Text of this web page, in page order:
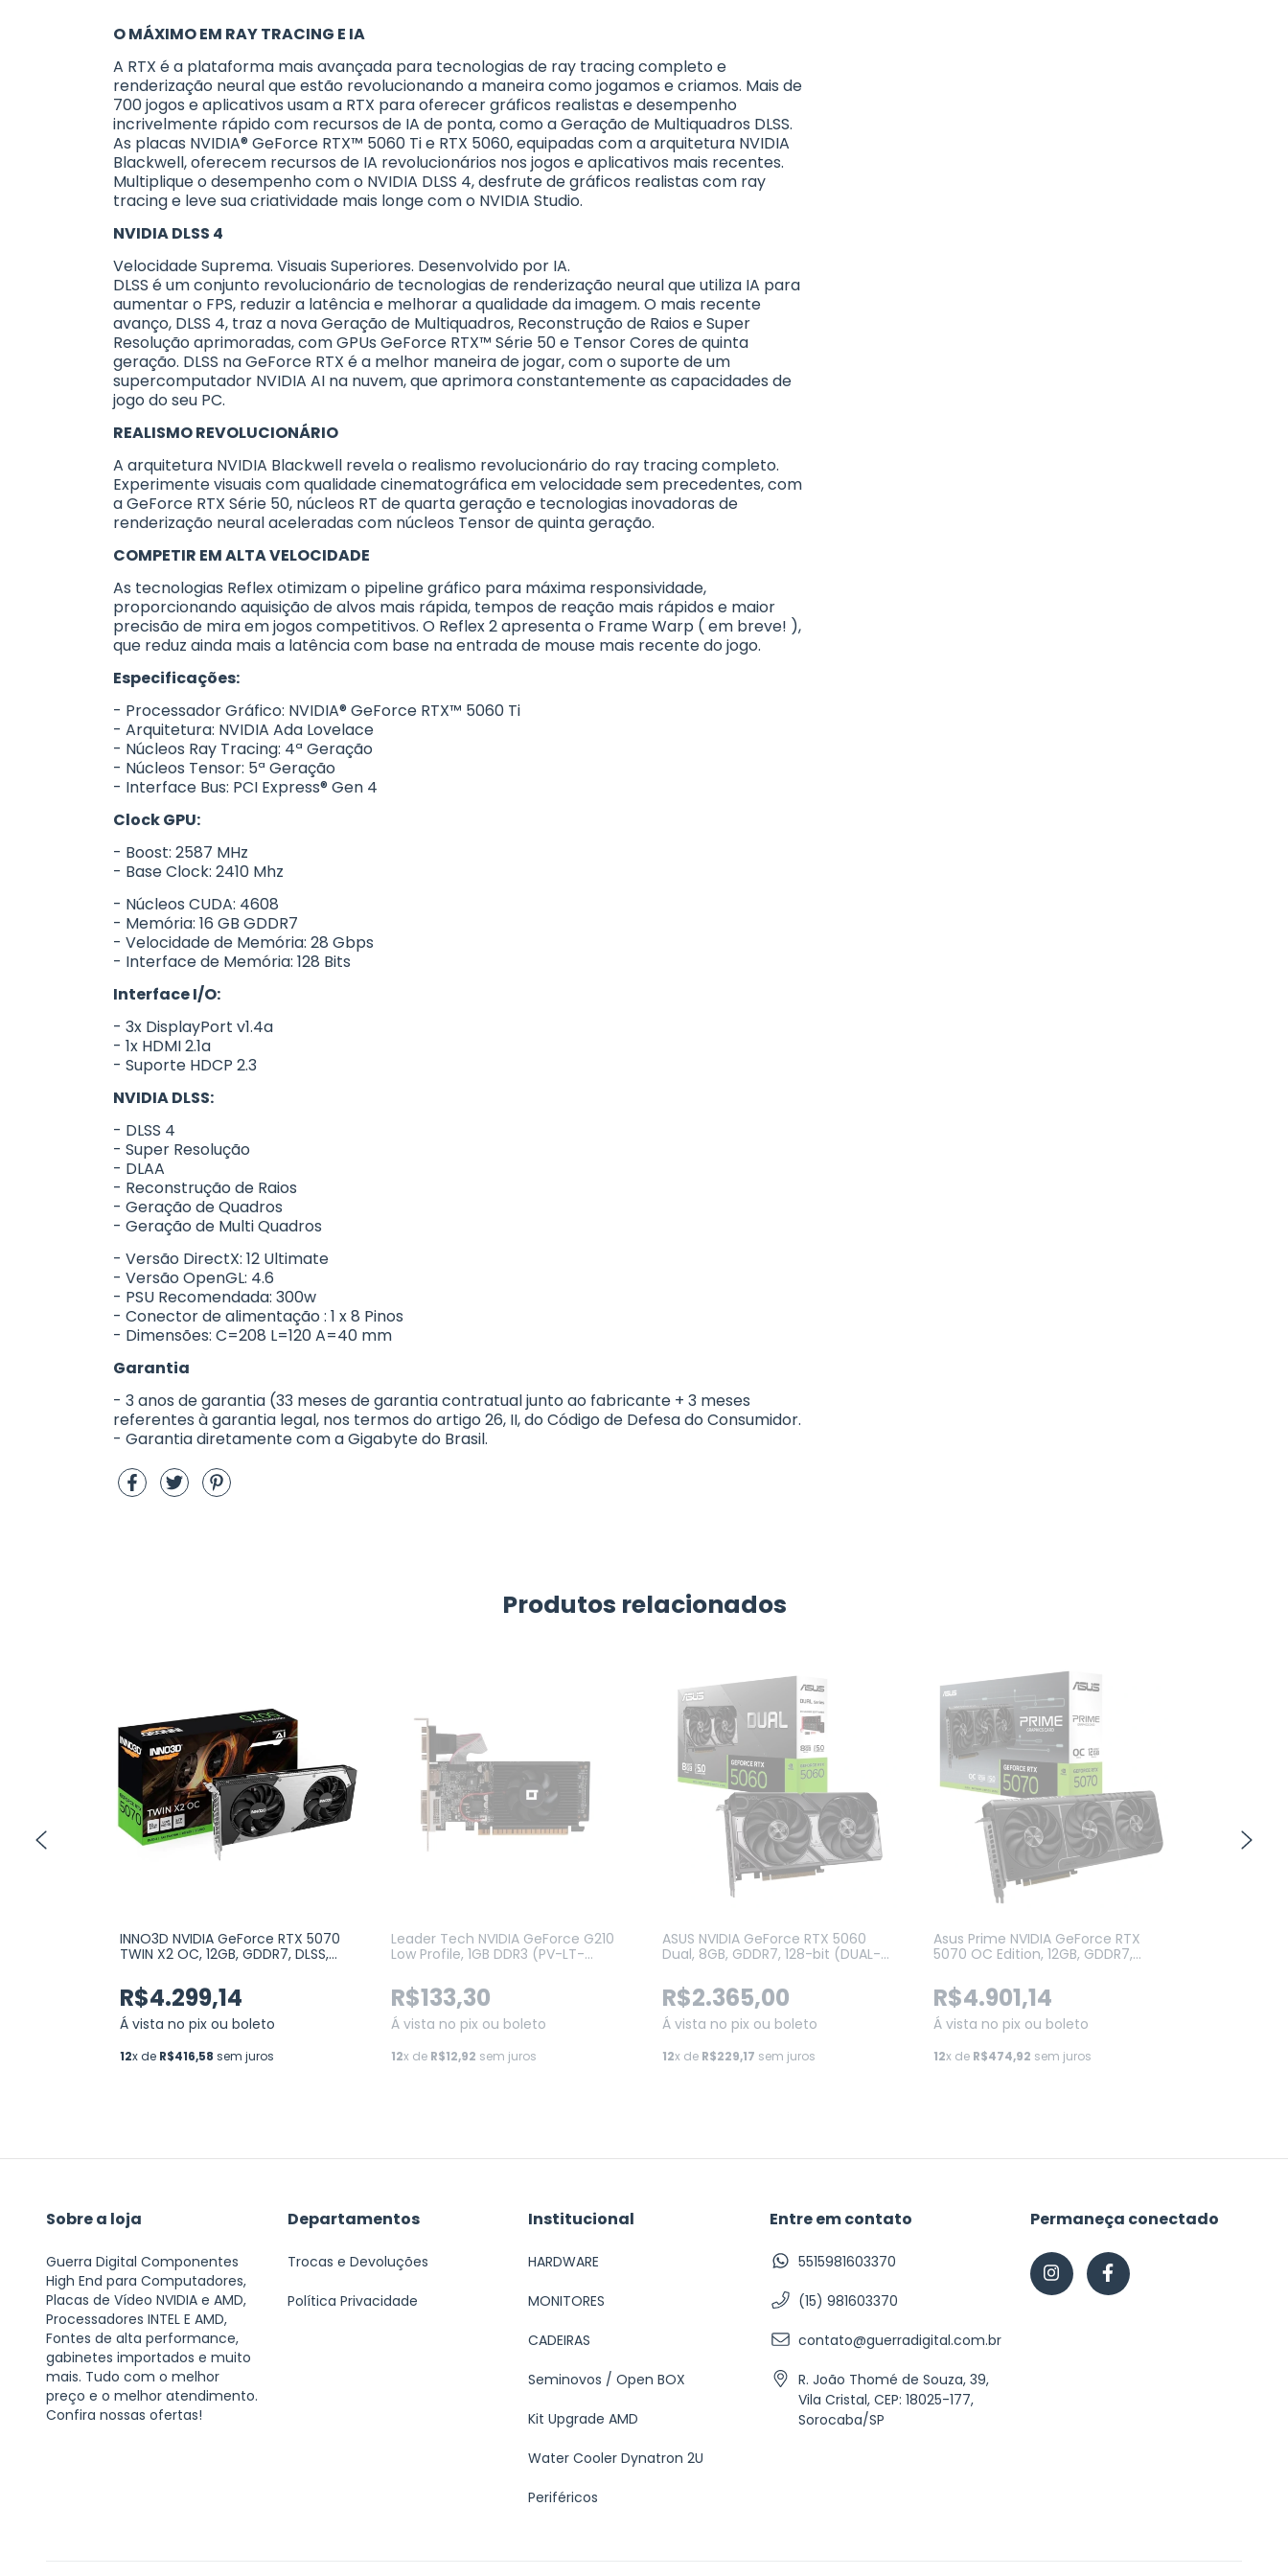
O MÁXIMO EM RAY TRACING E IA
A RTX é a plataforma mais avançada para tecnologias de ray tracing completo e
renderização neural que estão revolucionando a maneira como jogamos e criamos. Mais de
700 jogos e aplicativos usam a RTX para oferecer gráficos realistas e desempenho
incrivelmente rápido com recursos de IA de ponta, como a Geração de Multiquadros DLSS.
As placas NVIDIA® GeForce RTX™ 5060 Ti e RTX 5060, equipadas com a arquitetura NVIDIA
Blackwell, oferecem recursos de IA revolucionários nos jogos e aplicativos mais recentes.
Multiplique o desempenho com o NVIDIA DLSS 4, desfrute de gráficos realistas com ray
tracing e leve sua criatividade mais longe com o NVIDIA Studio.
NVIDIA DLSS 4
Velocidade Suprema. Visuais Superiores. Desenvolvido por IA.
DLSS é um conjunto revolucionário de tecnologias de renderização neural que utiliza IA para
aumentar o FPS, reduzir a latência e melhorar a qualidade da imagem. ‌O mais recente
avanço, DLSS 4, traz a nova Geração de Multiquadros, Reconstrução de Raios e Super
Resolução aprimoradas, com GPUs GeForce RTX™ Série 50 e Tensor Cores de quinta
geração. DLSS na GeForce RTX é a melhor maneira de jogar, com o suporte de um
supercomputador NVIDIA AI na nuvem, que aprimora constantemente as capacidades de
jogo do seu PC.
REALISMO REVOLUCIONÁRIO
A arquitetura NVIDIA Blackwell revela o realismo revolucionário do ray tracing completo.
Experimente visuais com qualidade cinematográfica em velocidade sem precedentes, com
a GeForce RTX Série 50, núcleos RT de quarta geração e tecnologias inovadoras de
renderização neural aceleradas com núcleos Tensor de quinta geração.
COMPETIR EM ALTA VELOCIDADE
As tecnologias Reflex otimizam o pipeline gráfico para máxima responsividade,
proporcionando aquisição de alvos mais rápida, tempos de reação mais rápidos e maior
precisão de mira em jogos competitivos. O Reflex 2 apresenta o Frame Warp ( em breve! ),
que reduz ainda mais a latência com base na entrada de mouse mais recente do jogo.
Especificações:
- Processador Gráfico: NVIDIA® GeForce RTX™ 5060 Ti
- Arquitetura: NVIDIA Ada Lovelace
- Núcleos Ray Tracing: 4ª Geração
- Núcleos Tensor: 5ª Geração
- Interface Bus: PCI Express® Gen 4
Clock GPU:
- Boost: 2587 MHz
- Base Clock: 2410 Mhz
- Núcleos CUDA: 4608
- Memória: 16 GB GDDR7
- Velocidade de Memória: 28 Gbps
- Interface de Memória: 128 Bits
Interface I/O:
- 3x DisplayPort v1.4a
- 1x HDMI 2.1a
- Suporte HDCP 2.3
NVIDIA DLSS:
- DLSS 4
- Super Resolução
- DLAA
- Reconstrução de Raios
- Geração de Quadros
- Geração de Multi Quadros
- Versão DirectX: 12 Ultimate
- Versão OpenGL: 4.6
- PSU Recomendada: 300w
- Conector de alimentação : 1 x 8 Pinos
- Dimensões: C=208 L=120 A=40 mm
Garantia
- 3 anos de garantia (33 meses de garantia contratual junto ao fabricante + 3 meses
referentes à garantia legal, nos termos do artigo 26, II, do Código de Defesa do Consumidor.
- Garantia diretamente com a Gigabyte do Brasil.
Produtos relacionados
INNO3D NVIDIA GeForce RTX 5070
TWIN X2 OC, 12GB, GDDR7, DLSS,
195064N)
R$4.299,14
Á vista no pix ou boleto
12x de R$416,58 sem juros
Leader Tech NVIDIA GeForce G210
Low Profile, 1GB DDR3 (PV-LT-
R$133,30
Á vista no pix ou boleto
12x de R$12,92 sem juros
ASUS NVIDIA GeForce RTX 5060
Dual, 8GB, GDDR7, 128-bit (DUAL-
R$2.365,00
Á vista no pix ou boleto
12x de R$229,17 sem juros
Asus Prime NVIDIA GeForce RTX
5070 OC Edition, 12GB, GDDR7,
RTX5070-O12G)
R$4.901,14
Á vista no pix ou boleto
12x de R$474,92 sem juros
Sobre a loja
Guerra Digital Componentes
High End para Computadores,
Placas de Vídeo NVIDIA e AMD,
Processadores INTEL E AMD,
Fontes de alta performance,
gabinetes importados e muito
mais. Tudo com o melhor
preço e o melhor atendimento.
Confira nossas ofertas!
Departamentos
Trocas e Devoluções
Política Privacidade
Institucional
HARDWARE
MONITORES
CADEIRAS
Seminovos / Open BOX
Kit Upgrade AMD
Water Cooler Dynatron 2U
Periféricos
Entre em contato
5515981603370
(15) 981603370
contato@guerradigital.com.br
R. João Thomé de Souza, 39,
Vila Cristal, CEP: 18025-177,
Sorocaba/SP
Permaneça conectado